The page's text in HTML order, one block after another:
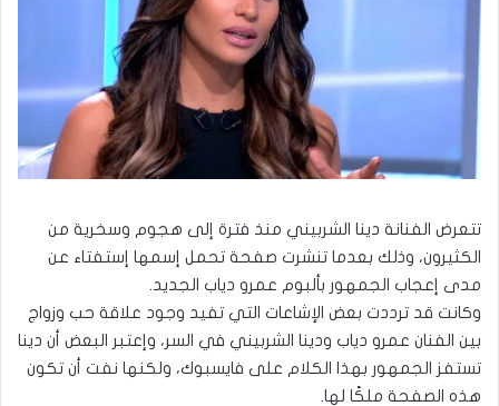
تتعرض الفنانة دينا الشربيني منذ فترة إلى هجوم وسخرية من
الكثيرون، وذلك بعدما تنشرت صفحة تحمل إسمها إستفتاء عن
مدى إعجاب الجمهور بألبوم عمرو دياب الجديد.
وكانت قد ترددت بعض الإشاعات التي تفيد وجود علاقة حب وزواج
بين الفنان عمرو دياب ودينا الشربيني في السر، وإعتبر البعض أن دينا
تستفز الجمهور بهذا الكلام على فايسبوك، ولكنها نفت أن تكون
هذه الصفحة ملكًا لها.